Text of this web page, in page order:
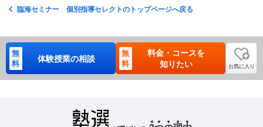
臨海セミナー 個別指導セレクトのトップページへ戻る
無
料
体験授業の相談
無
料
料金・コースを
知りたい
お気に入り